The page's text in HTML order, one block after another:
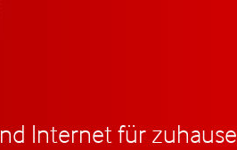
Internet für zuhause